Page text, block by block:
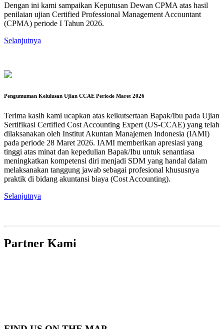
Dengan ini kami sampaikan Keputusan Dewan CPMA atas hasil
penilaian ujian Certified Professional Management Accountant
(CPMA) periode I Tahun 2026.
Selanjutnya
Pengumuman Kelulusan Ujian CCAE Periode Maret 2026
Terima kasih kami ucapkan atas keikutsertaan Bapak/Ibu pada Ujian
Sertifikasi Certified Cost Accounting Expert (US-CCAE) yang telah
dilaksanakan oleh Institut Akuntan Manajemen Indonesia (IAMI)
pada periode 28 Maret 2026. IAMI memberikan apresiasi yang
tinggi atas minat dan kepedulian Bapak/Ibu untuk senantiasa
meningkatkan kompetensi diri menjadi SDM yang handal dalam
melaksanakan tanggung jawab sebagai profesional khususnya
praktik di bidang akuntansi biaya (Cost Accounting).
Selanjutnya
Partner Kami